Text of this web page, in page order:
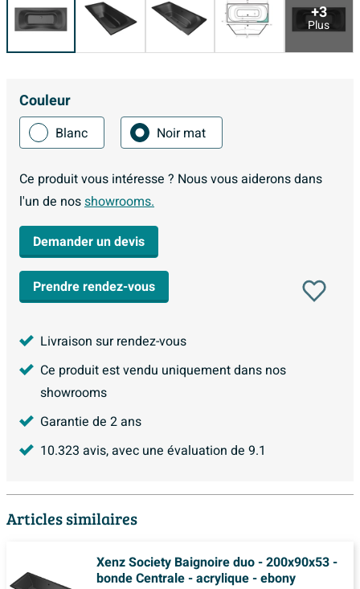
+3
Plus
Couleur
Blanc Noir mat
Ce produit vous intéresse ? Nous vous aiderons dans
l'un de nosshowrooms.
Demander un devis
Prendre rendez-vous
Livraison sur rendez-vous
Ce produit est vendu uniquement dans nos
showrooms
Garantie de 2 ans
10.323 avis, avec une évaluation de 9.1
Articles similaires
Xenz Society Baignoire duo - 200x90x53 -
bonde Centrale - acrylique - ebony